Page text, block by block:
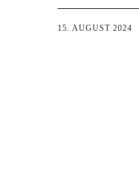
15. AUGUST 2024